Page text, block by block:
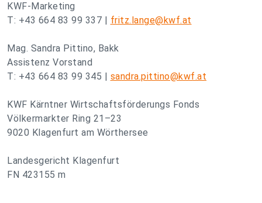
KWF-Marketing
T: +43 664 83 99 337 | fritz.lange@kwf.at
Mag. Sandra Pittino, Bakk
Assistenz Vorstand
T: +43 664 83 99 345 | sandra.pittino@kwf.at
KWF Kärntner Wirtschaftsförderungs Fonds
Völkermarkter Ring 21–23
9020 Klagenfurt am Wörthersee
Landesgericht Klagenfurt
FN 423155 m